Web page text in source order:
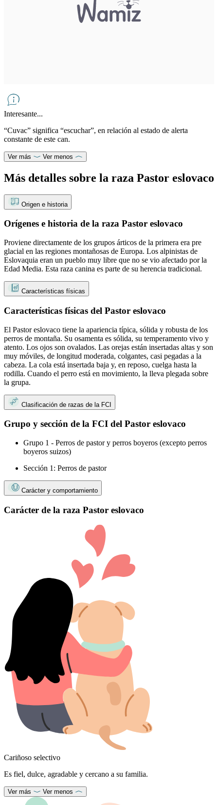
Interesante...
“Cuvac” significa “escuchar”, en relación al estado de alerta
constante de este can.
Ver más Ver menos
Más detalles sobre la raza Pastor eslovaco
Origen e historia
Orígenes e historia de la raza Pastor eslovaco
Proviene directamente de los grupos árticos de la primera era pre
glacial en las regiones montañosas de Europa. Los alpinistas de
Eslovaquia eran un pueblo muy libre que no se vio afectado por la
Edad Media. Esta raza canina es parte de su herencia tradicional.
Características físicas
Características físicas del Pastor eslovaco
El Pastor eslovaco tiene la apariencia típica, sólida y robusta de los
perros de montaña. Su osamenta es sólida, su temperamento vivo y
atento. Los ojos son ovalados. Las orejas están insertadas altas y son
muy móviles, de longitud moderada, colgantes, casi pegadas a la
cabeza. La cola está insertada baja y, en reposo, cuelga hasta la
rodilla. Cuando el perro está en movimiento, la lleva plegada sobre
la grupa.
Clasificación de razas de la FCI
Grupo y sección de la FCI del Pastor eslovaco
Grupo 1 - Perros de pastor y perros boyeros (excepto perros
boyeros suizos)
Sección 1: Perros de pastor
Carácter y comportamiento
Carácter de la raza Pastor eslovaco
Cariñoso selectivo
Es fiel, dulce, agradable y cercano a su familia.
Ver más Ver menos